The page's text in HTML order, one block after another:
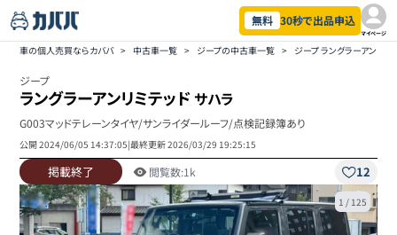
無料 30秒で出品申込
マイページ
車の個人売買ならカババ > 中古車一覧 > ジープの中古車一覧 > ジープ ラングラーアンリ
ジープ
ラングラーアンリミテッドサハラ
G003マッドテレーンタイヤ/サンライダールーフ/点検記録簿あり
公開2024/06/05 14:37:05|最終更新2026/03/29 19:25:15
掲載終了 閲覧数:1k 12
1 / 125